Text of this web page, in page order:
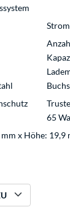
65
x Höhe: 19,9